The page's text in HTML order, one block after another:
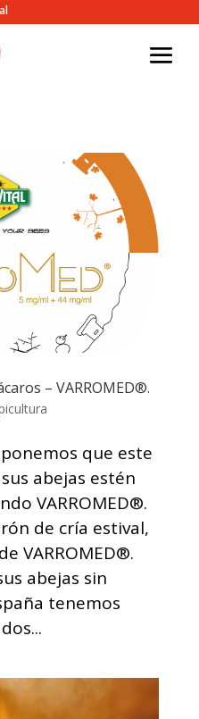
– VARROMED®.
que este
abejas estén
VARROMED®.
de cría estival,
VARROMED®.
abejas sin
tenemos